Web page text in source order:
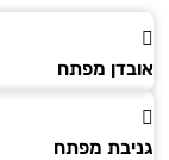
מפתח
מפתח